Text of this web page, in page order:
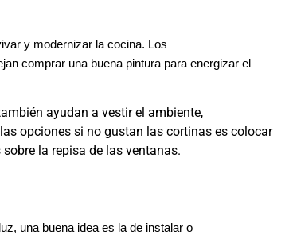
y modernizar la cocina. Los
comprar una buena pintura para energizar el
ayudan a vestir el ambiente,
opciones si no gustan las cortinas es colocar
la repisa de las ventanas.
una buena idea es la de instalar o